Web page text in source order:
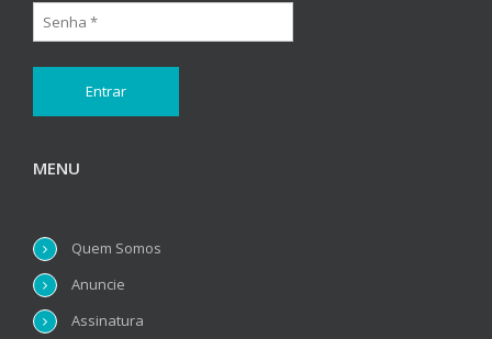
MENU
Quem Somos
Anuncie
Assinatura